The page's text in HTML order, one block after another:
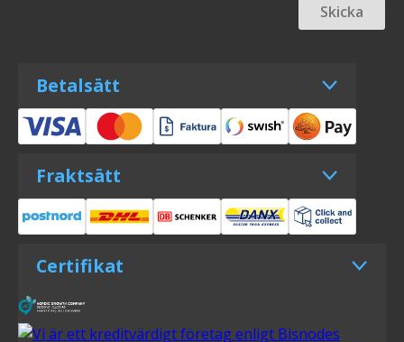
Skicka
Betalsätt
Fraktsätt
Certifikat